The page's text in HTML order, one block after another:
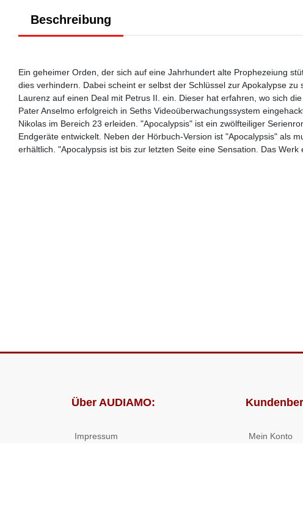
Beschreibung
Ein geheimer Orden, der sich auf eine Jahrhundert alte Prophezeiung
dies verhindern. Dabei scheint er selbst der Schlüssel zur Apokalypse
Laurenz auf einen Deal mit Petrus II. ein. Dieser hat erfahren, wo sich
Pater Anselmo erfolgreich in Seths Videoüberwachungssystem
Nikolas im Bereich 23 erleiden. "Apocalypsis" ist ein zwölfteiliger
Endgeräte entwickelt. Neben der Hörbuch-Version ist "Apocalypsis" als
erhältlich. "Apocalypsis ist bis zur letzten Seite eine Sensation. Das
Über AUDIAMO:
Impressum
Mein Konto